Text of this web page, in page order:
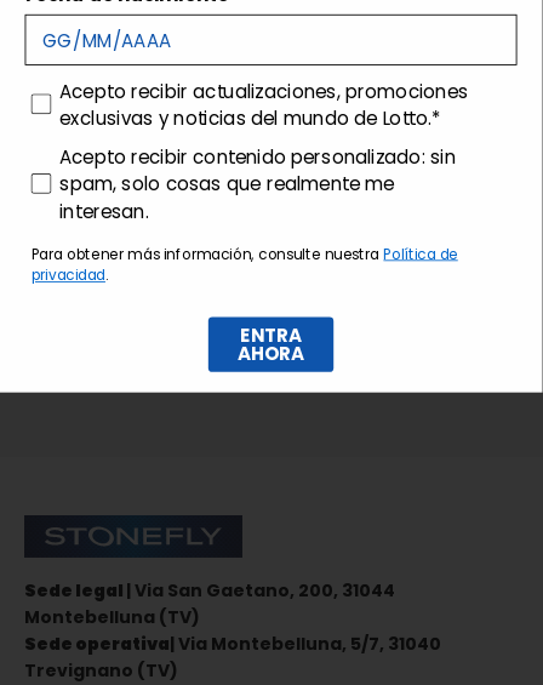
Customer care
Stonefly Shop
Sede legal | Via San Gaetano, 200, 31044
Montebelluna (TV)
Sede operativa| Via Montebelluna, 5/7, 31040
Trevignano (TV)
consenso
Acepto recibir actualizaciones, promociones
exclusivas y noticias del mundo de Lotto.*
consenso profilazione
Acepto recibir contenido personalizado: sin
spam, solo cosas que realmente me
interesan.
Para obtener más información, consulte nuestraPolítica de
privacidad.
ENTRA
AHORA